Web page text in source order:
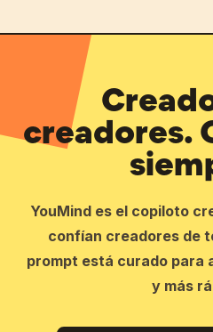
creadores.
YouMind es el copiloto
confían creadores de
prompt está curado para
y más